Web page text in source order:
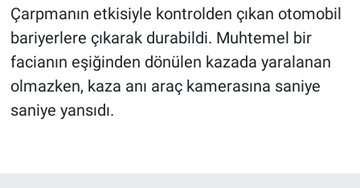
Çarpmanın etkisiyle kontrolden çıkan otomobil
bariyerlere çıkarak durabildi. Muhtemel bir
facianın eşiğinden dönülen kazada yaralanan
olmazken, kaza anı araç kamerasına saniye
saniye yansıdı.